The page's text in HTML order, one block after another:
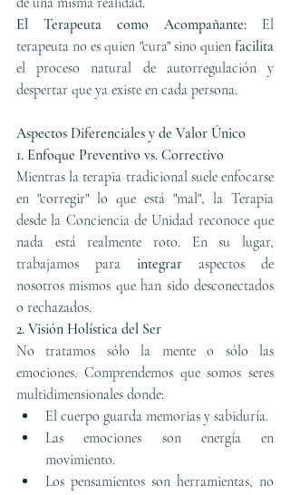
El Terapeuta como Acompañante: El
terapeuta no es quien "cura" sino quien
el proceso natural de autorregulación y
despertar que ya existe en cada persona.
Aspectos Diferenciales y de Valor Único
1. Enfoque Preventivo vs. Correctivo
Mientras la terapia tradicional suele enfocarse
en "corregir" lo que está "mal", la Terapia
desde la Conciencia de Unidad reconoce que
nada está realmente roto. En su lugar,
trabajamos para integrar aspectos de
nosotros mismos que han sido desconectados
o rechazados.
2. Visión Holística del Ser
No tratamos sólo la mente o sólo las
emociones. Comprendemos que somos seres
multidimensionales donde:
El cuerpo guarda memorias y sabiduría.
Las emociones son energía en
movimiento.
Los pensamientos son herramientas, no